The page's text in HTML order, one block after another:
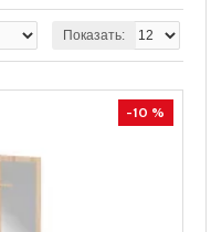
Показать:
-10 %